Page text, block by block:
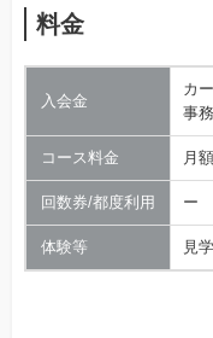
料金
入会金
カ
事
コース料金 月
回数券/都度利用 ー
体験等 見